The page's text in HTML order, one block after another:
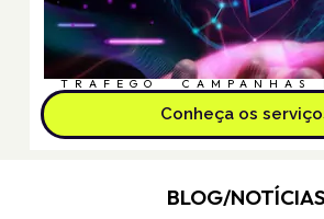
TRÁFEGO CAMPANHAS
Conheça os
BLOG/NOTÍCIAS